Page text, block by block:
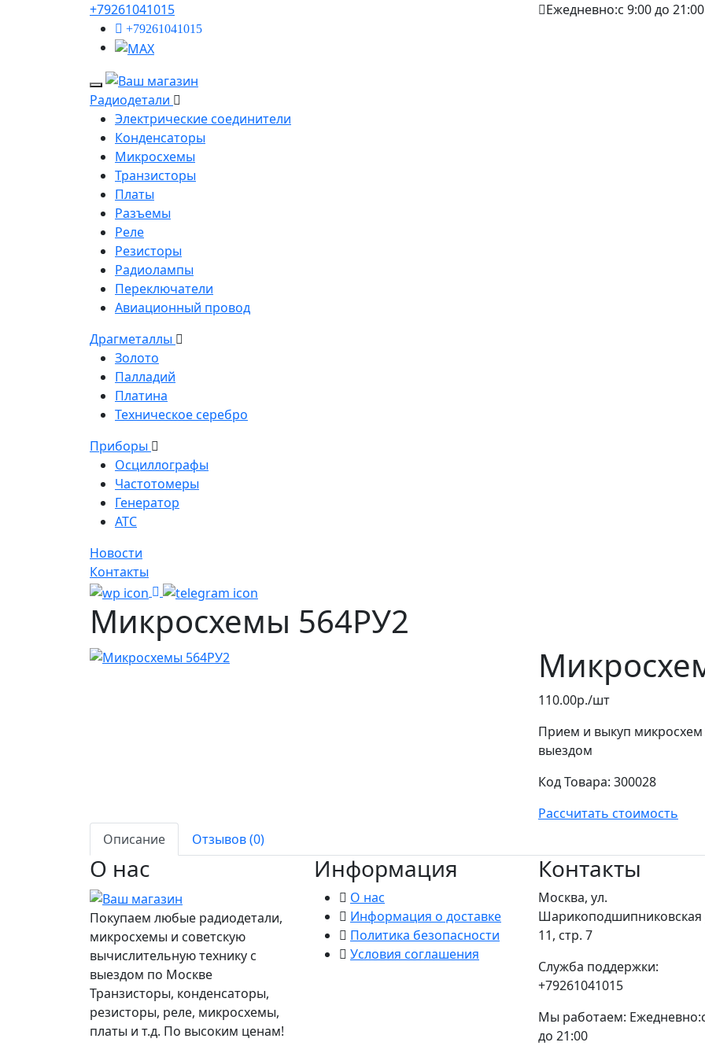
+79261041015
+79261041015
Ежедневно:с 9:00 до 21:00
Радиодетали
Электрические соединители
Конденсаторы
Микросхемы
Транзисторы
Платы
Разъемы
Реле
Резисторы
Радиолампы
Переключатели
Авиационный провод
Драгметаллы
Золото
Палладий
Платина
Техническое серебро
Приборы
Осциллографы
Частотомеры
Генератор
АТС
Новости
Контакты
Микросхемы 564РУ2
110.00р./шт
Прием и выкуп
выездом
Код Товара: 300028
Рассчитать стоимость
Описание
Отзывов (0)
О нас
Покупаем любые радиодетали,
микросхемы и советскую
вычислительную технику с
выездом по Москве
Транзисторы, конденсаторы,
резисторы, реле, микросхемы,
платы и т.д. По высоким ценам!
Информация
О нас
Информация о доставке
Политика безопасности
Условия соглашения
Контакты
Москва, ул.
Шарикоподшипниковская
11, стр. 7
Служба поддержки:
+79261041015
Мы работаем:
до 21:00